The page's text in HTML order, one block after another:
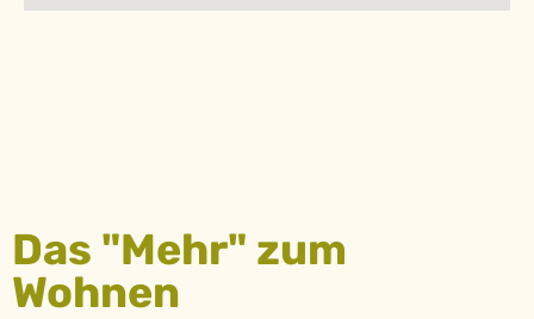
Das "Mehr" zum
Wohnen